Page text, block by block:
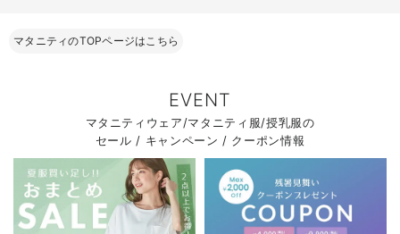
マタニティのTOPページはこちら
EVENT
マタニティウェア/マタニティ服/授乳服の
セール / キャンペーン / クーポン情報